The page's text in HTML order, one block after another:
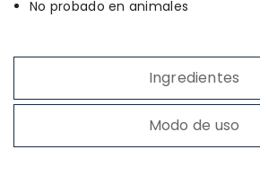
No probado en animales
Ingredientes
Modo de uso